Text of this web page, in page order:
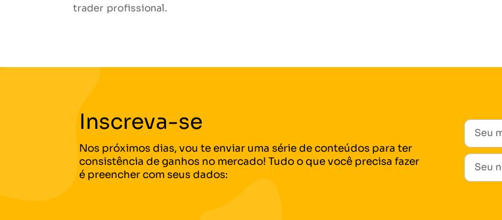
trader profissional.
Inscreva-se
Nos próximos dias, vou te enviar uma série de conteúdos para ter
consistência de ganhos no mercado! Tudo o que você precisa fazer
é preencher com seus dados: